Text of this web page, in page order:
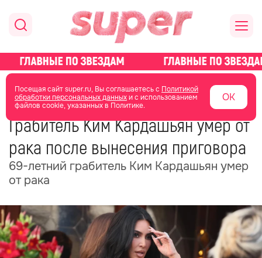
Посещая сайт super.ru, Вы соглашаетесь с Политикой
обработки персональных данныхи с использованием
файлов cookie, указанных в Политике.
ОК
главная новости о звездах новости
26 июня 2025 20:59
Грабитель Ким Кардашьян умер от
рака после вынесения приговора
69-летний грабитель Ким Кардашьян умер
от рака